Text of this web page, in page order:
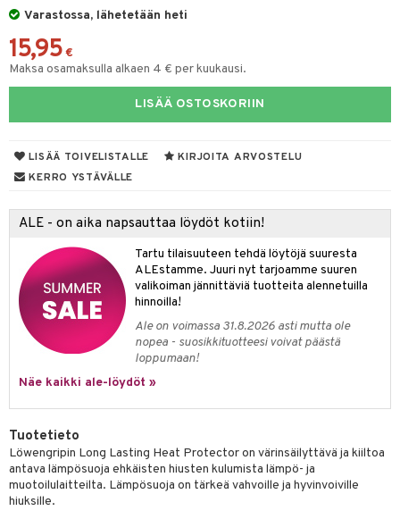
Varastossa, lähetetään heti
15,95 €
Maksa osamaksulla alkaen 4 € per kuukausi.
LISÄÄ OSTOSKORIIN
LISÄÄ TOIVELISTALLE
KIRJOITA ARVOSTELU
KERRO YSTÄVÄLLE
ALE - on aika napsauttaa löydöt kotiin!
Tartu tilaisuuteen tehdä löytöjä suuresta
ALEstamme. Juuri nyt tarjoamme suuren
valikoiman jännittäviä tuotteita alennetuilla
hinnoilla!
Ale on voimassa 31.8.2026 asti mutta ole
nopea - suosikkituotteesi voivat päästä
loppumaan!
Näe kaikki ale-löydöt »
Tuotetieto
Löwengripin Long Lasting Heat Protector on värinsäilyttävä ja kiiltoa
antava lämpösuoja ehkäisten hiusten kulumista lämpö- ja
muotoilulaitteilta. Lämpösuoja on tärkeä vahvoille ja hyvinvoiville
hiuksille.
tuotteet
& Geeli
tuotteet
poisto
hoito
iho
iho
iho
iho
Set
& Highlighter
hoito
tarvikkeet
/ Kajaali
de cologne
de parfum
de toilette
&
Lapset
Set
tuotteet
tuotteet
shave balm
shave lotion